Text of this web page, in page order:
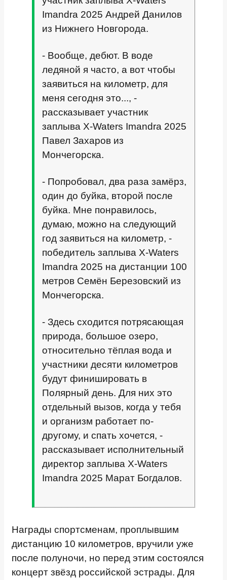
Imandra 2025 Андрей Данилов
из Нижнего Новгорода.
- Вообще, дебют. В воде
ледяной я часто, а вот чтобы
заявиться на километр, для
меня сегодня это..., -
рассказывает участник
заплыва X-Waters Imandra 2025
Павел Захаров из
Мончегорска.
- Попробовал, два раза замёрз,
один до буйка, второй после
буйка. Мне понравилось,
думаю, можно на следующий
год заявиться на километр, -
победитель заплыва X-Waters
Imandra 2025 на дистанции 100
метров Семён Березовский из
Мончегорска.
- Здесь сходится потрясающая
природа, большое озеро,
относительно тёплая вода и
участники десяти километров
будут финишировать в
Полярный день. Для них это
отдельный вызов, когда у тебя
и организм работает по-
другому, и спать хочется, -
рассказывает исполнительный
директор заплыва X-Waters
Imandra 2025 Марат Богдалов.
Награды спортсменам, проплывшим
дистанцию 10 километров, вручили уже
после полуночи, но перед этим состоялся
концерт звёзд российской эстрады. Для